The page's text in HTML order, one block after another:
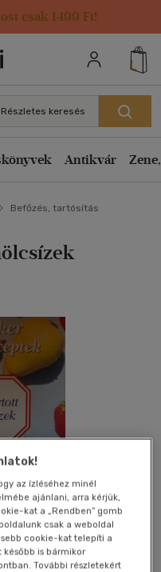
csak 1499 Ft!
Részletes keresés
Antikvár
Befőzés, tartósítás
az ízléséhez minél
ajánlani, arra kérjük,
kat a „Rendben” gomb
csak a weboldal
cookie-kat telepíti a
is bármikor
További részletekért